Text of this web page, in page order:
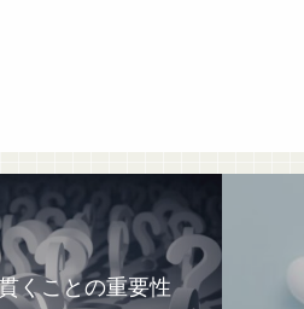
くことの重要性